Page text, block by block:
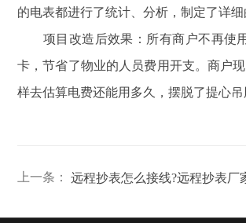
的电表都进行了统计、分析，制定了详
项目改造后效果：所有商户不再使用
卡，节省了物业的人员费用开支。商户
样去估算电费还能用多久，摆脱了提心吊
上一条：